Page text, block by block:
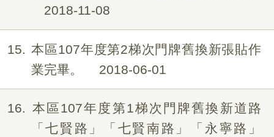
2018-11-08
15
本區107年度第2梯次門牌舊換新張貼作
業完畢。
2018-06-01
16
本區107年度第1梯次門牌舊換新道路
「七賢路」「七賢南路」「永寧路」